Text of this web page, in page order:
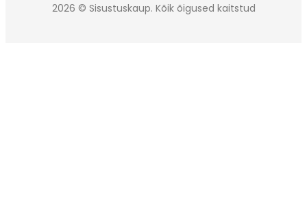
2026 © Sisustuskaup. Kõik õigused kaitstud